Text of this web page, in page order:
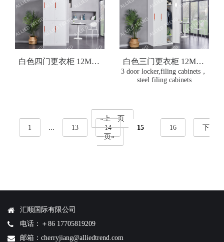
白色四门更衣柜 12MM-
白色三门更衣柜 12MM-
WTW-D3
3 door locker,filing cabinets，
steel filing cabinets
«上一页
1
... 13 14 15 16
下
一页»
汇顺国际有限公司
电话：＋86 17705819209
邮箱：cherryjiang@alliedtrend.com